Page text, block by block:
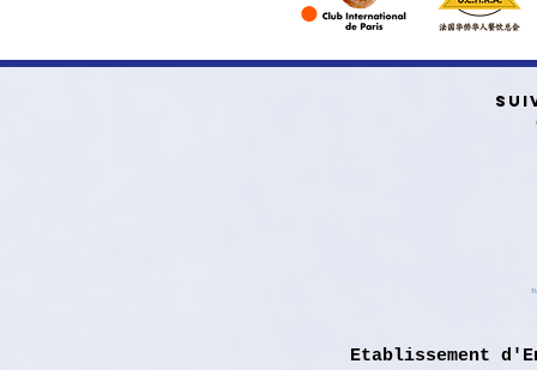
Etablissement